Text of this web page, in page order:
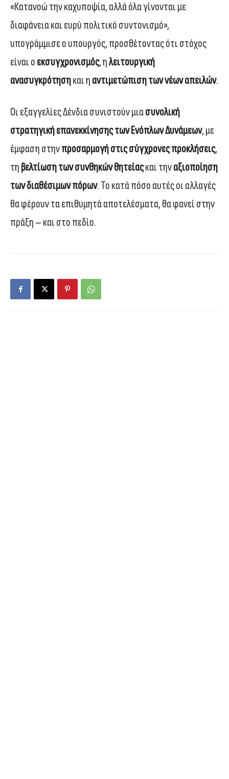
«Κατανοώ την καχυποψία, αλλά όλα γίνονται με
διαφάνεια και ευρύ πολιτικό συντονισμό»,
υπογράμμισε ο υπουργός, προσθέτοντας ότι στόχος
είναι ο εκσυγχρονισμός, ηλειτουργική
ανασυγκρότησηκαι η αντιμετώπιση των νέων απειλών.
Οι εξαγγελίες Δένδια συνιστούν μιασυνολική
στρατηγική επανεκκίνησης των Ενόπλων Δυνάμεων, με
έμφαση στηνπροσαρμογή στις σύγχρονες προκλήσεις,
τη βελτίωση των συνθηκών θητείαςκαι τηναξιοποίηση
των διαθέσιμων πόρων. Το κατά πόσο αυτές οι αλλαγές
θα φέρουν τα επιθυμητά αποτελέσματα, θα φανεί στην
πράξη – και στο πεδίο.